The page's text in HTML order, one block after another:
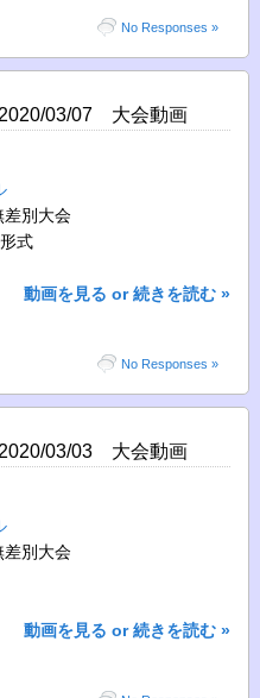
No Responses »
03/07 大会動画
別大会
式
動画を見る or 続きを読む »
No Responses »
03/03 大会動画
別大会
動画を見る or 続きを読む »